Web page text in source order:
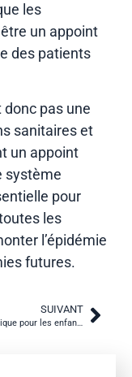
les
un appoint
des patients
pas une
sanitaires et
un appoint
système
pour
les
l’épidémie
futures.
SUIVANT
La chiropratique pour les enfants souffrants de troubles neurodéveloppementaux